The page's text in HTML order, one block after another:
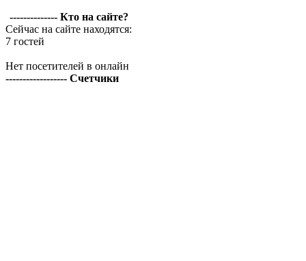
-------------- Кто на сайте?
Сейчас на сайте находятся:
7 гостей
Нет посетителей в онлайн
------------------ Счетчики